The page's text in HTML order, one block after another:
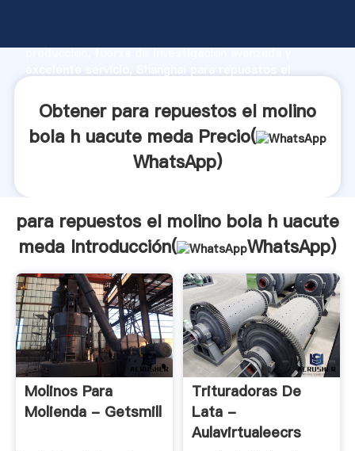
producción, fuerza de investigación avanzada y
aporta valores a todos los clientes.
Obtener para repuestos el molino
bola h uacute meda Precio(
WhatsApp)
para repuestos el molino bola h uacute
meda Introducción(
WhatsApp)
Molinos Para
Molienda - Getsmill
Trituradoras De
Lata -
Aulavirtualeecrs